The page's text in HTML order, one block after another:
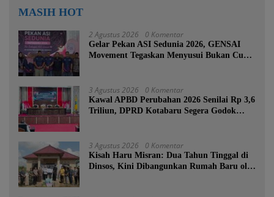
MASIH HOT
2 Agustus 2026 0 Komentar
Gelar Pekan ASI Sedunia 2026, GENSAI
Movement Tegaskan Menyusui Bukan Cuma
3 Agustus 2026 0 Komentar
Kawal APBD Perubahan 2026 Senilai Rp 3,6
Triliun, DPRD Kotabaru Segera Godok
3 Agustus 2026 0 Komentar
Kisah Haru Misran: Dua Tahun Tinggal di
Dinsos, Kini Dibangunkan Rumah Baru oleh